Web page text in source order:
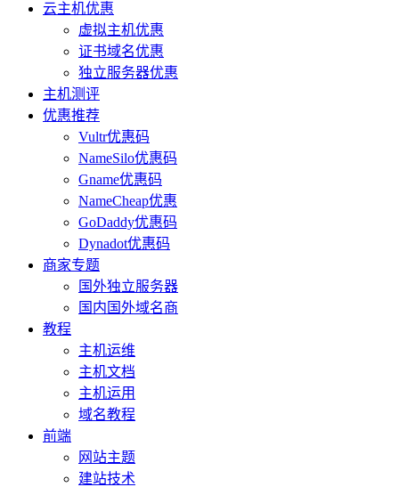
云主机优惠
虚拟主机优惠
证书域名优惠
独立服务器优惠
主机测评
优惠推荐
Vultr优惠码
NameSilo优惠码
Gname优惠码
NameCheap优惠
GoDaddy优惠码
Dynadot优惠码
商家专题
国外独立服务器
国内国外域名商
教程
主机运维
主机文档
主机运用
域名教程
前端
网站主题
建站技术